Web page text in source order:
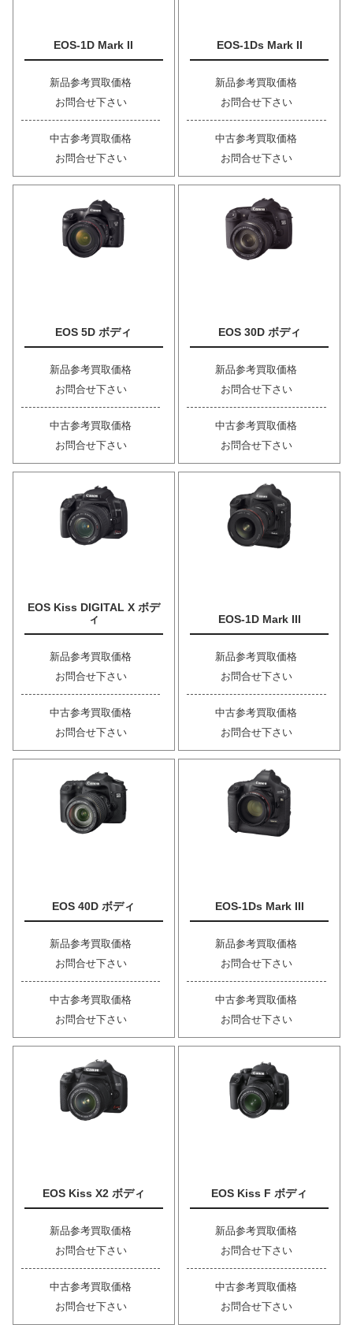
EOS-1D Mark II
新品参考買取価格
お問合せ下さい
中古参考買取価格
お問合せ下さい
EOS-1Ds Mark II
新品参考買取価格
お問合せ下さい
中古参考買取価格
お問合せ下さい
EOS 5D ボディ
新品参考買取価格
お問合せ下さい
中古参考買取価格
お問合せ下さい
EOS 30D ボディ
新品参考買取価格
お問合せ下さい
中古参考買取価格
お問合せ下さい
EOS Kiss DIGITAL X ボデ
ィ
新品参考買取価格
お問合せ下さい
中古参考買取価格
お問合せ下さい
EOS-1D Mark III
新品参考買取価格
お問合せ下さい
中古参考買取価格
お問合せ下さい
EOS 40D ボディ
新品参考買取価格
お問合せ下さい
中古参考買取価格
お問合せ下さい
EOS-1Ds Mark III
新品参考買取価格
お問合せ下さい
中古参考買取価格
お問合せ下さい
EOS Kiss X2 ボディ
新品参考買取価格
お問合せ下さい
中古参考買取価格
お問合せ下さい
EOS Kiss F ボディ
新品参考買取価格
お問合せ下さい
中古参考買取価格
お問合せ下さい